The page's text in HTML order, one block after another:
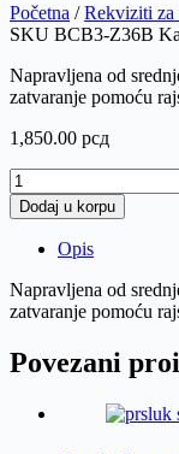
Početna /Rekviziti za
SKU BCB3-Z36B
Napravljena od
zatvaranje pomoću
1,850.00 рсд
Torba
za
lopte
količina
Dodaj u korpu
Opis
Napravljena od
zatvaranje pomoću
Povezani